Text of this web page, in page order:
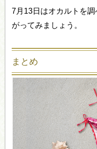
7月13日はオカルトを
がってみましょう。
まとめ